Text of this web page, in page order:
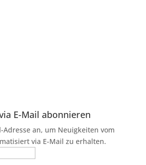
E-Mail abonnieren
Adresse an, um Neuigkeiten vom
via E-Mail zu erhalten.